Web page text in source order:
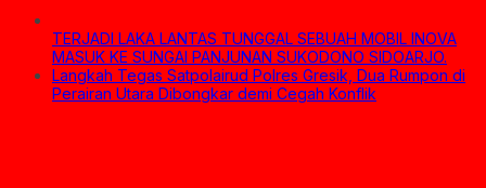
TERJADI LAKA LANTAS TUNGGAL SEBUAH MOBIL INOVA
MASUK KE SUNGAI PANJUNAN SUKODONO SIDOARJO.
Langkah Tegas Satpolairud Polres Gresik, Dua Rumpon di
Perairan Utara Dibongkar demi Cegah Konflik